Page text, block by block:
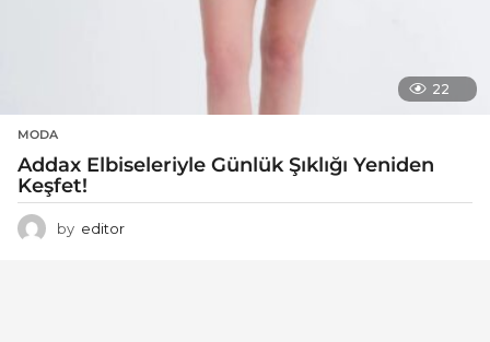
22
MODA
Addax Elbiseleriyle Günlük Şıklığı Yeniden
Keşfet!
by editor